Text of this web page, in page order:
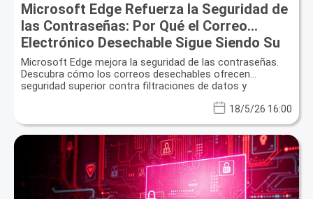
Microsoft Edge Refuerza la Seguridad de
las Contraseñas: Por Qué el Correo
Electrónico Desechable Sigue Siendo Su
Defensa Esencial
Microsoft Edge mejora la seguridad de las contraseñas.
Descubra cómo los correos desechables ofrecen
seguridad superior contra filtraciones de datos y
18/5/26 16:00